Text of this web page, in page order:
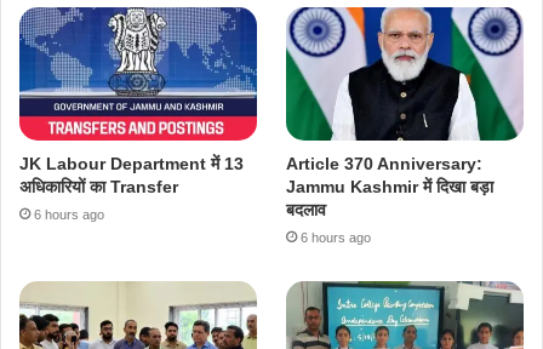
JK Labour Department में 13
अधिकारियों का Transfer
6 hours ago
Article 370 Anniversary:
Jammu Kashmir में दिखा बड़ा
बदलाव
6 hours ago